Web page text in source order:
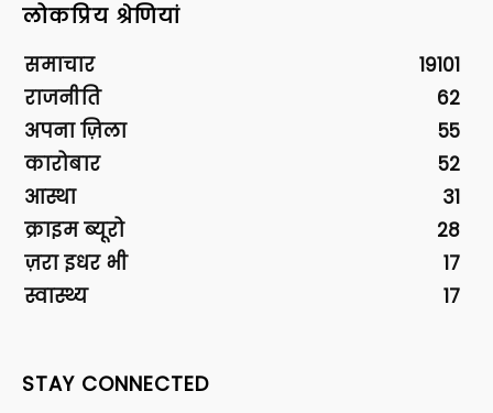
लोकप्रिय श्रेणियां
समाचार
19101
राजनीति
62
अपना ज़िला
55
कारोबार
52
आस्था
31
क्राइम ब्यूरो
28
ज़रा इधर भी
17
स्वास्थ्य
17
STAY CONNECTED